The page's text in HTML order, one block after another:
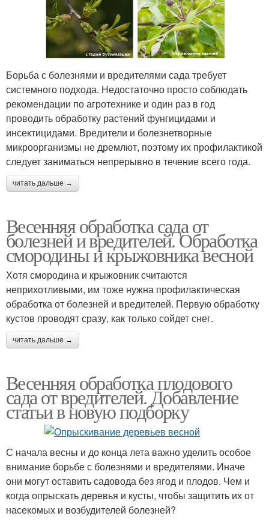
Борьба с болезнями и вредителями сада требует
системного подхода. Недостаточно просто соблюдать
рекомендации по агротехнике и один раз в год
проводить обработку растений фунгицидами и
инсектицидами. Вредители и болезнетворные
микроорганизмы не дремлют, поэтому их профилактикой
следует заниматься непрерывно в течение всего года.
читать дальше →
Весенняя обработка сада от
болезней и вредителей. Обработка
смородины и крыжовника весной
Хотя смородина и крыжовник считаются
неприхотливыми, им тоже нужна профилактическая
обработка от болезней и вредителей. Первую обработку
кустов проводят сразу, как только сойдет снег.
читать дальше →
Весенняя обработка плодового
сада от вредителей. Добавление
статьи в новую подборку
С начала весны и до конца лета важно уделить особое
внимание борьбе с болезнями и вредителями. Иначе
они могут оставить садовода без ягод и плодов. Чем и
когда опрыскать деревья и кусты, чтобы защитить их от
насекомых и возбудителей болезней?